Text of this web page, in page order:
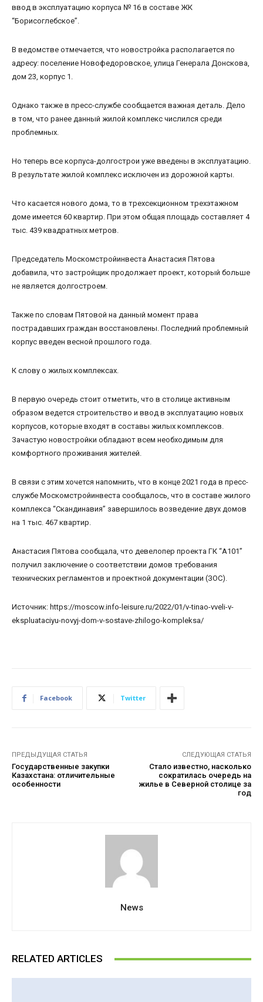
ввод в эксплуатацию корпуса № 16 в составе ЖК
“Борисоглебское”.
В ведомстве отмечается, что новостройка располагается по
адресу: поселение Новофедоровское, улица Генерала Донскова,
дом 23, корпус 1.
Однако также в пресс-службе сообщается важная деталь. Дело
в том, что ранее данный жилой комплекс числился среди
проблемных.
Но теперь все корпуса-долгострои уже введены в эксплуатацию.
В результате жилой комплекс исключен из дорожной карты.
Что касается нового дома, то в трехсекционном трехэтажном
доме имеется 60 квартир. При этом общая площадь составляет 4
тыс. 439 квадратных метров.
Председатель Москомстройинвеста Анастасия Пятова
добавила, что застройщик продолжает проект, который больше
не является долгостроем.
Также по словам Пятовой на данный момент права
пострадавших граждан восстановлены. Последний проблемный
корпус введен весной прошлого года.
К слову о жилых комплексах.
В первую очередь стоит отметить, что в столице активным
образом ведется строительство и ввод в эксплуатацию новых
корпусов, которые входят в составы жилых комплексов.
Зачастую новостройки обладают всем необходимым для
комфортного проживания жителей.
В связи с этим хочется напомнить, что в конце 2021 года в пресс-
службе Москомстройинвеста сообщалось, что в составе жилого
комплекса “Скандинавия” завершилось возведение двух домов
на 1 тыс. 467 квартир.
Анастасия Пятова сообщала, что девелопер проекта ГК “А101”
получил заключение о соответствии домов требования
технических регламентов и проектной документации (ЗОС).
Источник: https://moscow.info-leisure.ru/2022/01/v-tinao-vveli-v-
ekspluataciyu-novyj-dom-v-sostave-zhilogo-kompleksa/
Facebook Twitter
ПРЕДЫДУЩАЯ СТАТЬЯ
Государственные закупки
Казахстана: отличительные
особенности
СЛЕДУЮЩАЯ СТАТЬЯ
Стало известно, насколько
сократилась очередь на
жилье в Северной столице за
год
News
RELATED ARTICLES